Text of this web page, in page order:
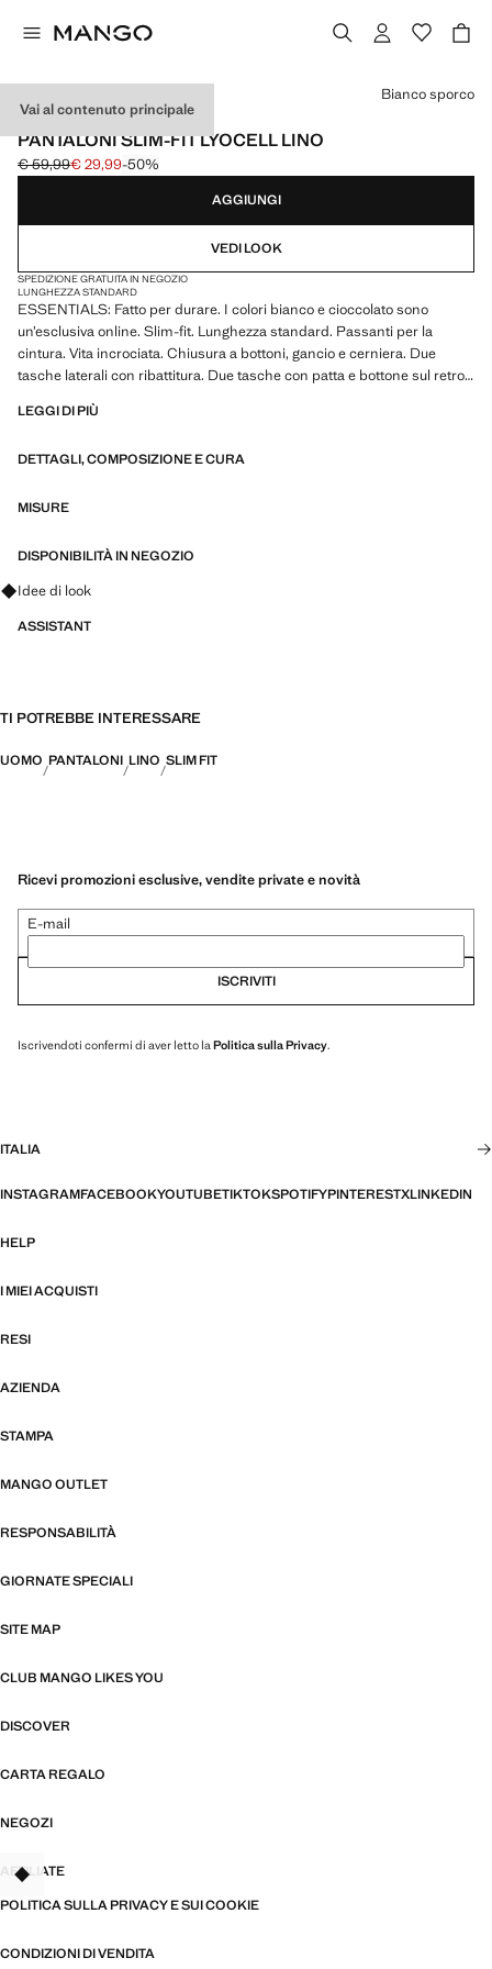
Vai al contenuto principale
ESSENTIALS
PANTALONI SLIM-FIT LYOCELL LINO
Prezzo iniziale depennato [€ 59,99 ]
€ 59,99
Prezzo attuale [€ 29,99 ]
€ 29,99-50%
Seleziona un colore
Bianco sporco
AGGIUNGI
VEDI LOOK
SPEDIZIONE GRATUITA IN NEGOZIO
LUNGHEZZA STANDARD
ESSENTIALS: Fatto per durare. I colori bianco e cioccolato sono
un’esclusiva online. Slim-fit. Lunghezza standard. Passanti per la
cintura. Vita incrociata. Chiusura a bottoni, gancio e cerniera. Due
tasche laterali con ribattitura. Due tasche con patta e bottone sul retro.
x Mango. Prodotto in saldo
ESSENTIALS: Made to last. Abbiamo rafforzato i nostri standard
con un'attenta cura nella confezione, sono ancora più resistenti,
LEGGI DI PIÙ
DETTAGLI, COMPOSIZIONE E CURA
MISURE
DISPONIBILITÀ IN NEGOZIO
Fai domande su look, capi e tendenze
Idee di look
ASSISTANT
TI POTREBBE INTERESSARE
UOMO PANTALONI LINO SLIM FIT
Ricevi promozioni esclusive, vendite private e novità
E-mail
ISCRIVITI
Iscrivendoti confermi di aver letto la Politica sulla Privacy.
ITALIA
INSTAGRAMFACEBOOKYOUTUBETIKTOKSPOTIFYPINTERESTXLINKEDIN
HELP
I MIEI ACQUISTI
RESI
AZIENDA
STAMPA
MANGO OUTLET
RESPONSABILITÀ
GIORNATE SPECIALI
SITE MAP
CLUB MANGO LIKES YOU
DISCOVER
CARTA REGALO
NEGOZI
AFFILIATE
POLITICA SULLA PRIVACY E SUI COOKIE
CONDIZIONI DI VENDITA